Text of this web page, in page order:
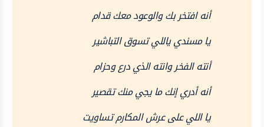
أنه افتخر بك والوعود معك قدام
يا مسندي ياللي تسوق التباشير
أنته الفخر وانته الذي درع وحزام
أنه أدري إنك ما يجي منك تقصير
يا اللي على عرش المكارم تساويت